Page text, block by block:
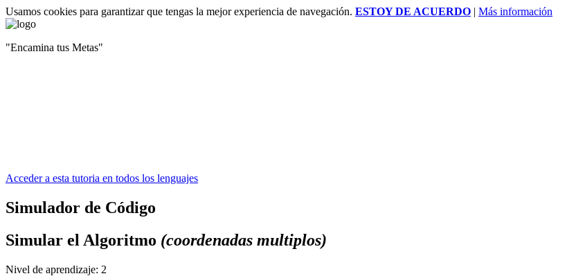
Usamos cookies para garantizar que tengas la mejor experiencia de navegación. ESTOY DE ACUERDO | Más información
"Encamina tus Metas"
Acceder a esta tutoria en todos los lenguajes
Simulador de Código
Simular el Algoritmo (coordenadas multiplos)
Nivel de aprendizaje: 2